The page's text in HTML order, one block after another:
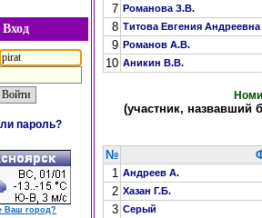
Вход
пароль?
Ваш город?
7
Романова З.В.
8 Титова Евгения Андреевна
9
Романов А.В.
10 Аникин В.В.
(участник, назвавший
№
1 Андреев А.
2 Хазан Г.Б.
3 Серый